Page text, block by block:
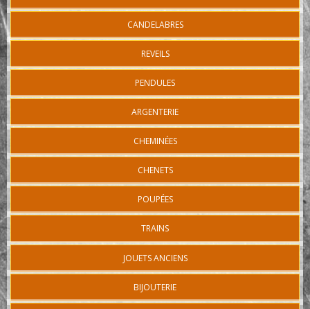
CANDELABRES
REVEILS
PENDULES
ARGENTERIE
CHEMINÉES
CHENETS
POUPÉES
TRAINS
JOUETS ANCIENS
BIJOUTERIE